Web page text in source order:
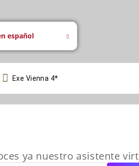
español

ya nuestro asistente